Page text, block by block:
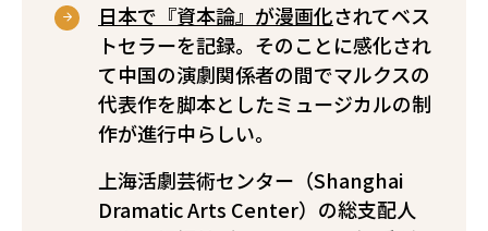
日本で『資本論』が漫画化されてベス
トセラーを記録。そのことに感化され
て中国の演劇関係者の間でマルクスの
代表作を脚本としたミュージカルの制
作が進行中らしい。
上海活劇芸術センター（Shanghai
Dramatic Arts Center）の総支配人